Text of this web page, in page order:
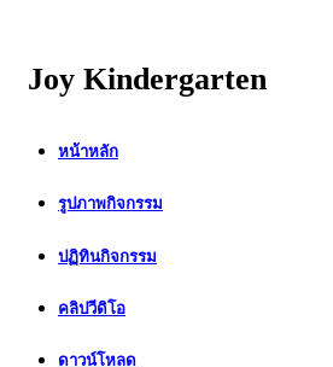
Joy Kindergarten
หน้าหลัก
รูปภาพกิจกรรม
ปฏิทินกิจกรรม
คลิปวีดิโอ
ดาวน์โหลด